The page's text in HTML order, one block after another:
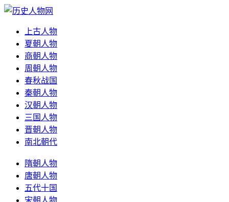
上古人物
夏朝人物
商朝人物
周朝人物
春秋战国
秦朝人物
汉朝人物
三国人物
晋朝人物
南北朝代
隋朝人物
唐朝人物
五代十国
宋朝人物